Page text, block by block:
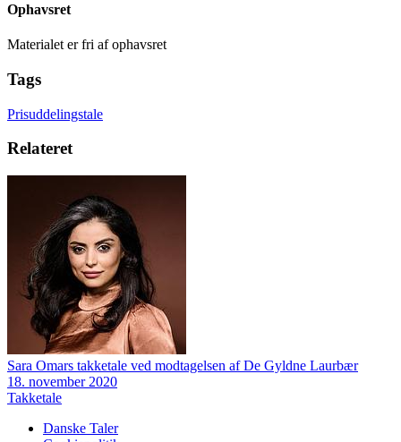
Ophavsret
Materialet er fri af ophavsret
Tags
Prisuddelingstale
Relateret
Sara Omars takketale ved modtagelsen af De Gyldne Laurbær
18. november 2020
Takketale
Danske Taler